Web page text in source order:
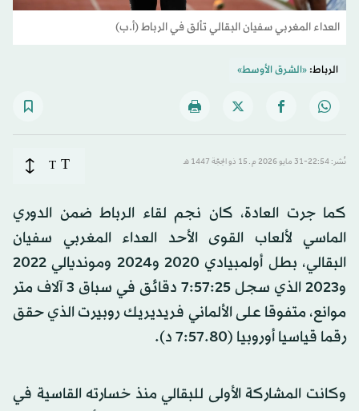
العداء المغربي سفيان البقالي تألق في الرباط (أ.ب)
الرباط:«الشرق الأوسط»
نُشر: 22:54-31 مايو 2026 م ـ 15 ذو الحِجّة 1447 هـ T
T
كما جرت العادة، كان نجم لقاء الرباط ضمن الدوري
الماسي لألعاب القوى الأحد العداء المغربي سفيان
البقالي، بطل أولمبيادي 2020 و2024 ومونديالي 2022
و2023 الذي سجل 7:57:25 دقائق في سباق 3 آلاف متر
موانع، متفوقا على الألماني فريديريك روبيرت الذي حقق
رقما قياسيا أوروبيا (7:57.80 د).
وكانت المشاركة الأولى للبقالي منذ خسارته القاسية في